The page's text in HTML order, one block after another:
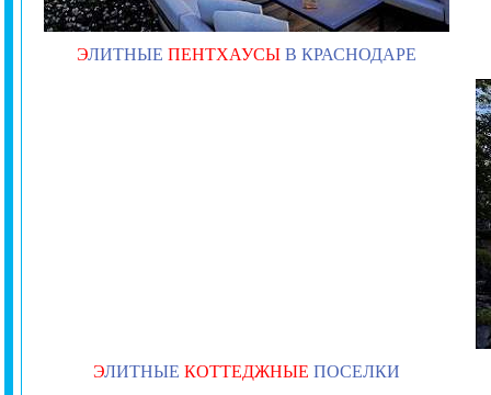
ЭЛИТНЫЕ ПЕНТХАУСЫ В КРАСНОДАРЕ
ЭЛИТНЫЕ КОТТЕДЖНЫЕ ПОСЕЛКИ